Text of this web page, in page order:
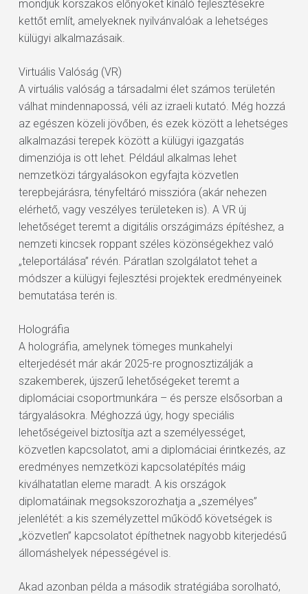
mondjuk korszakos előnyöket kínáló fejlesztésekre
kettőt említ, amelyeknek nyilvánvalóak a lehetséges
külügyi alkalmazásaik.
Virtuális Valóság (VR)
A virtuális valóság a társadalmi élet számos területén
válhat mindennapossá, véli az izraeli kutató. Még hozzá
az egészen közeli jövőben, és ezek között a lehetséges
alkalmazási terepek között a külügyi igazgatás
dimenziója is ott lehet. Például alkalmas lehet
nemzetközi tárgyalásokon egyfajta közvetlen
terepbejárásra, tényfeltáró misszióra (akár nehezen
elérhető, vagy veszélyes területeken is). A VR új
lehetőséget teremt a digitális országimázs építéshez, a
nemzeti kincsek roppant széles közönségekhez való
„teleportálása” révén. Páratlan szolgálatot tehet a
módszer a külügyi fejlesztési projektek eredményeinek
bemutatása terén is.
Holográfia
A holográfia, amelynek tömeges munkahelyi
elterjedését már akár 2025-re prognosztizálják a
szakemberek, újszerű lehetőségeket teremt a
diplomáciai csoportmunkára – és persze elsősorban a
tárgyalásokra. Méghozzá úgy, hogy speciális
lehetőségeivel biztosítja azt a személyességet,
közvetlen kapcsolatot, ami a diplomáciai érintkezés, az
eredményes nemzetközi kapcsolatépítés máig
kiválhatatlan eleme maradt. A kis országok
diplomatáinak megsokszorozhatja a „személyes”
jelenlétét: a kis személyzettel működő követségek is
„közvetlen” kapcsolatot építhetnek nagyobb kiterjedésű
állomáshelyek népességével is.
Akad azonban példa a második stratégiába sorolható,